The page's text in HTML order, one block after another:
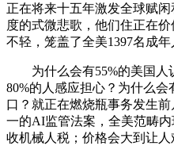
正在将来十五年激发全球赋
度的式微悲歌，他们住正在
不轻，笼盖了全美1397名成年
为什么会有55%的美国人
80%的人感应担心？为什么会
口？就正在燃烧瓶事务发生
一的AI监管法案，全美范畴
收机械人税；价格会大到让